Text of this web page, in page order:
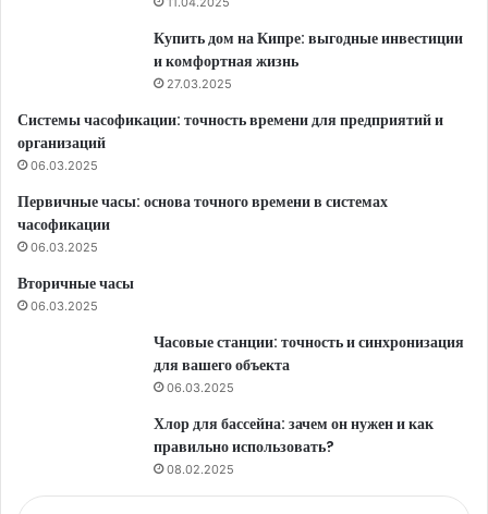
Купить дом на Кипре: выгодные инвестиции
и комфортная жизнь
27.03.2025
Системы часофикации: точность времени для предприятий и
организаций
06.03.2025
Первичные часы: основа точного времени в системах
часофикации
06.03.2025
Вторичные часы
06.03.2025
Часовые станции: точность и синхронизация
для вашего объекта
06.03.2025
Хлор для бассейна: зачем он нужен и как
правильно использовать?
08.02.2025